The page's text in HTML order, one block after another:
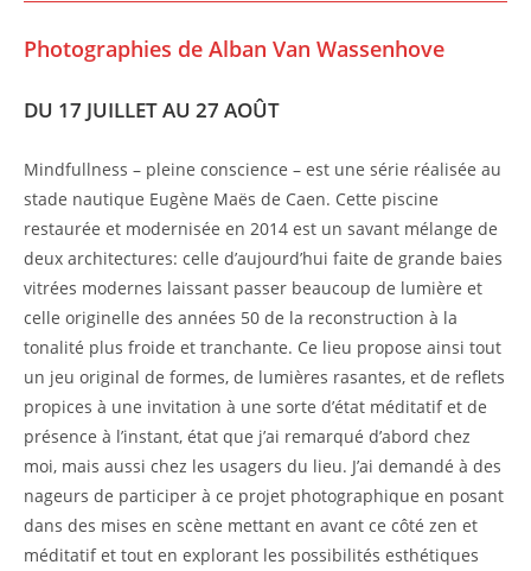
Photographies de Alban Van Wassenhove
DU 17 JUILLET AU 27 AOÛT
Mindfullness – pleine conscience – est une série réalisée au
stade nautique Eugène Maës de Caen. Cette piscine
restaurée et modernisée en 2014 est un savant mélange de
deux architectures: celle d’aujourd’hui faite de grande baies
vitrées modernes laissant passer beaucoup de lumière et
celle originelle des années 50 de la reconstruction à la
tonalité plus froide et tranchante. Ce lieu propose ainsi tout
un jeu original de formes, de lumières rasantes, et de reflets
propices à une invitation à une sorte d’état méditatif et de
présence à l’instant, état que j’ai remarqué d’abord chez
moi, mais aussi chez les usagers du lieu. J’ai demandé à des
nageurs de participer à ce projet photographique en posant
dans des mises en scène mettant en avant ce côté zen et
méditatif et tout en explorant les possibilités esthétiques